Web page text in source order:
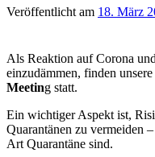
Veröffentlicht am 18. März
Als Reaktion auf Corona
einzudämmen, finden
Meeting statt.
Ein wichtiger Aspekt ist,
Quarantänen zu vermeiden
Art Quarantäne sind.